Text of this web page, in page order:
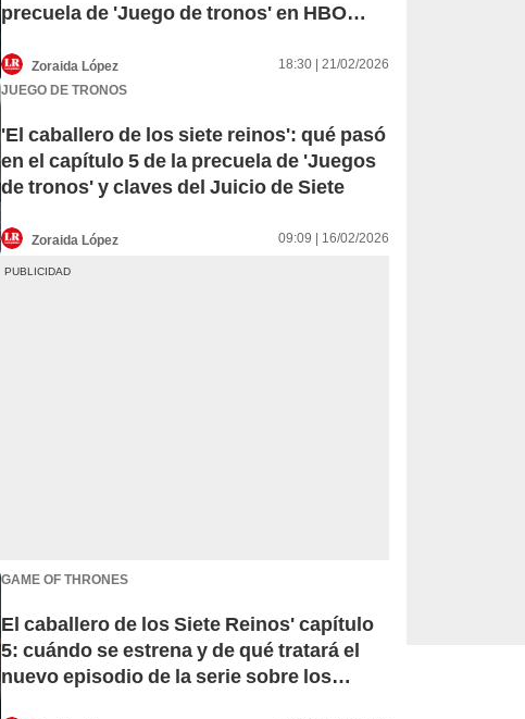
precuela de 'Juego de tronos' en HBO
Zoraida López
18:30 | 21/02/2026
JUEGO DE TRONOS
'El caballero de los siete reinos': qué pasó
en el capítulo 5 de la precuela de 'Juegos
de tronos' y claves del Juicio de Siete
Zoraida López 09:09 | 16/02/2026
GAME OF THRONES
El caballero de los Siete Reinos' capítulo
5: cuándo se estrena y de qué tratará el
nuevo episodio de la serie sobre los